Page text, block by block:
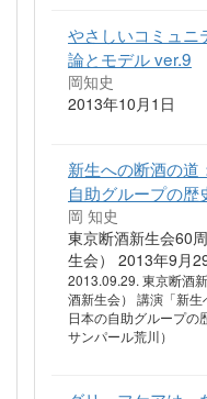
やさしいコミュニ
論とモデル ver.9
岡知史
2013年10月1日
新生への断酒の
自助グループの歴
岡 知史
東京断酒新生会60
生会） 2013年9月
2013.09.29. 東京断酒
酒新生会） 講演「新生
日本の自助グループの
サンパール荒川）